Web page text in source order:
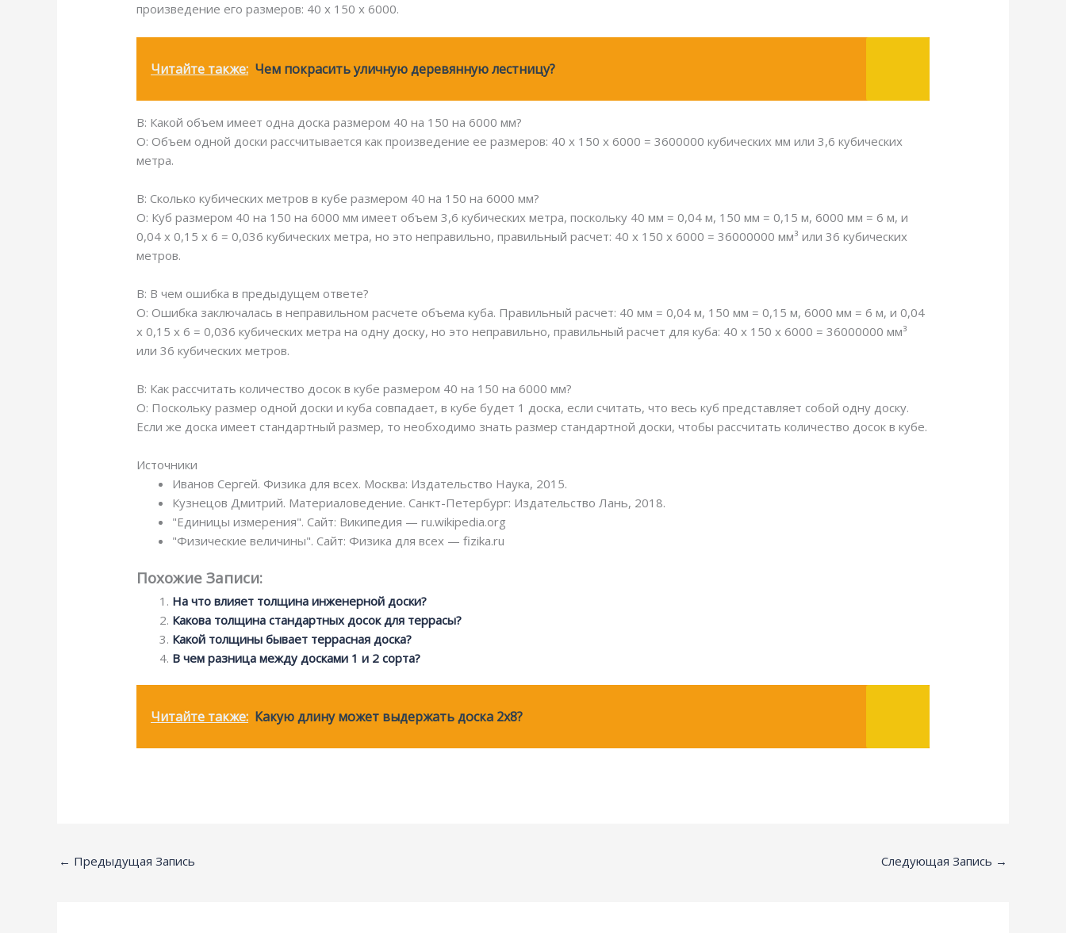
произведение его размеров: 40 х 150 х 6000.
Читайте также: Чем покрасить уличную деревянную лестницу?
В: Какой объем имеет одна доска размером 40 на 150 на 6000 мм?
О: Объем одной доски рассчитывается как произведение ее размеров: 40 х 150 х 6000 = 3600000 кубических мм или 3,6 кубических
метра.
В: Сколько кубических метров в кубе размером 40 на 150 на 6000 мм?
О: Куб размером 40 на 150 на 6000 мм имеет объем 3,6 кубических метра, поскольку 40 мм = 0,04 м, 150 мм = 0,15 м, 6000 мм = 6 м, и
0,04 х 0,15 х 6 = 0,036 кубических метра, но это неправильно, правильный расчет: 40 х 150 х 6000 = 36000000 мм³ или 36 кубических
метров.
В: В чем ошибка в предыдущем ответе?
О: Ошибка заключалась в неправильном расчете объема куба. Правильный расчет: 40 мм = 0,04 м, 150 мм = 0,15 м, 6000 мм = 6 м, и 0,04
х 0,15 х 6 = 0,036 кубических метра на одну доску, но это неправильно, правильный расчет для куба: 40 х 150 х 6000 = 36000000 мм³
или 36 кубических метров.
В: Как рассчитать количество досок в кубе размером 40 на 150 на 6000 мм?
О: Поскольку размер одной доски и куба совпадает, в кубе будет 1 доска, если считать, что весь куб представляет собой одну доску.
Если же доска имеет стандартный размер, то необходимо знать размер стандартной доски, чтобы рассчитать количество досок в кубе.
Источники
Иванов Сергей. Физика для всех. Москва: Издательство Наука, 2015.
Кузнецов Дмитрий. Материаловедение. Санкт-Петербург: Издательство Лань, 2018.
"Единицы измерения". Сайт: Википедия — ru.wikipedia.org
"Физические величины". Сайт: Физика для всех — fizika.ru
Похожие Записи:
На что влияет толщина инженерной доски?
Какова толщина стандартных досок для террасы?
Какой толщины бывает террасная доска?
В чем разница между досками 1 и 2 сорта?
Читайте также: Какую длину может выдержать доска 2x8?
← Предыдущая Запись Следующая Запись →